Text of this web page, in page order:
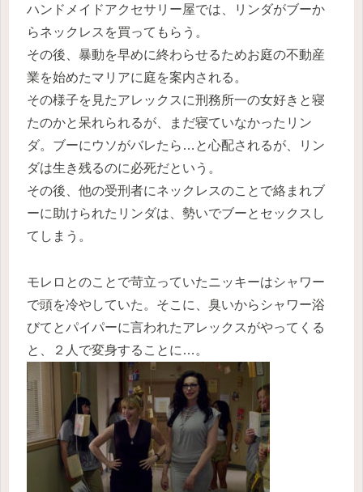
ハンドメイドアクセサリー屋では、リンダがブーか
らネックレスを買ってもらう。
その後、暴動を早めに終わらせるためお庭の不動産
業を始めたマリアに庭を案内される。
その様子を見たアレックスに刑務所一の女好きと寝
たのかと呆れられるが、まだ寝ていなかったリン
ダ。ブーにウソがバレたら…と心配されるが、リン
ダは生き残るのに必死だという。
その後、他の受刑者にネックレスのことで絡まれブ
ーに助けられたリンダは、勢いでブーとセックスし
てしまう。
モレロとのことで苛立っていたニッキーはシャワー
で頭を冷やしていた。そこに、臭いからシャワー浴
びてとパイパーに言われたアレックスがやってくる
と、２人で変身することに…。